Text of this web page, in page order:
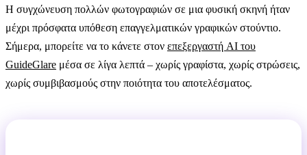
Η συγχώνευση πολλών φωτογραφιών σε μια φυσική σκηνή ήταν
μέχρι πρόσφατα υπόθεση επαγγελματικών γραφικών στούντιο.
Σήμερα, μπορείτε να το κάνετε στον επεξεργαστή AI του
GuideGlare μέσα σε λίγα λεπτά – χωρίς γραφίστα, χωρίς στρώσεις,
χωρίς συμβιβασμούς στην ποιότητα του αποτελέσματος.